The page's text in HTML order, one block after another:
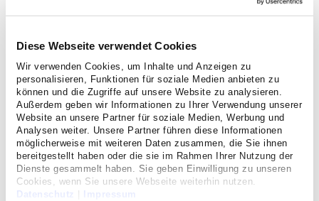
Diese Webseite verwendet Cookies
Wir verwenden Cookies, um Inhalte und Anzeigen zu
personalisieren, Funktionen für soziale Medien anbieten zu
können und die Zugriffe auf unsere Website zu analysieren.
Außerdem geben wir Informationen zu Ihrer Verwendung unserer
Website an unsere Partner für soziale Medien, Werbung und
Analysen weiter. Unsere Partner führen diese Informationen
möglicherweise mit weiteren Daten zusammen, die Sie ihnen
bereitgestellt haben oder die sie im Rahmen Ihrer Nutzung der
Dienste gesammelt haben. Sie geben Einwilligung zu unseren
Cookies, wenn Sie unsere Webseite weiterhin nutzen.
Datenschutz
Impressum
In der deutschen Rechtsprechung wird die Auffassung
die Anbringung von Links auf fremde Internetseiten die
dortigen Äußerungen zu Eigen und sei damit unter
bestimmten Umständen zum Schadensersatz verpflichtet
(Landgericht Hamburg, Urteil vom 12. Mai 1998, 312 O
85/98). Dies könne nur durch die ausdrückliche Distanzierung
von den Inhalten dieser Seiten verhindert werden.
Es wird hiermit ausdrücklich betont, dass der Betreiber der
Webseite keinen Einfluss auf die Gestaltung und den Inhalt
derjenigen Seiten hat, auf die von der Homepage aus